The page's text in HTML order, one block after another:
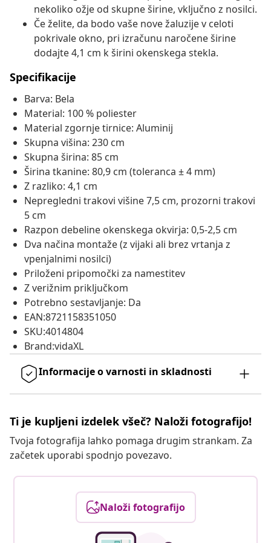
nekoliko ožje od skupne širine, vključno z nosilci.
Če želite, da bodo vaše nove žaluzije v celoti
pokrivale okno, pri izračunu naročene širine
dodajte 4,1 cm k širini okenskega stekla.
Specifikacije
Barva: Bela
Material: 100 % poliester
Material zgornje tirnice: Aluminij
Skupna višina: 230 cm
Skupna širina: 85 cm
Širina tkanine: 80,9 cm (toleranca ± 4 mm)
Z razliko: 4,1 cm
Nepregledni trakovi višine 7,5 cm, prozorni trakovi
5 cm
Razpon debeline okenskega okvirja: 0,5-2,5 cm
Dva načina montaže (z vijaki ali brez vrtanja z
vpenjalnimi nosilci)
Priloženi pripomočki za namestitev
Z verižnim priključkom
Potrebno sestavljanje: Da
EAN:8721158351050
SKU:4014804
Brand:vidaXL
Informacije o varnosti in skladnosti
Ti je kupljeni izdelek všeč? Naloži fotografijo!
Tvoja fotografija lahko pomaga drugim strankam. Za
začetek uporabi spodnjo povezavo.
Naloži fotografijo